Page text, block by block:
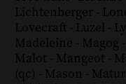
Lichtenberger -
Lovecraft - Luzel -
Madeleine - Magog -
Malot - Mangeot -
(qc) - Mason -